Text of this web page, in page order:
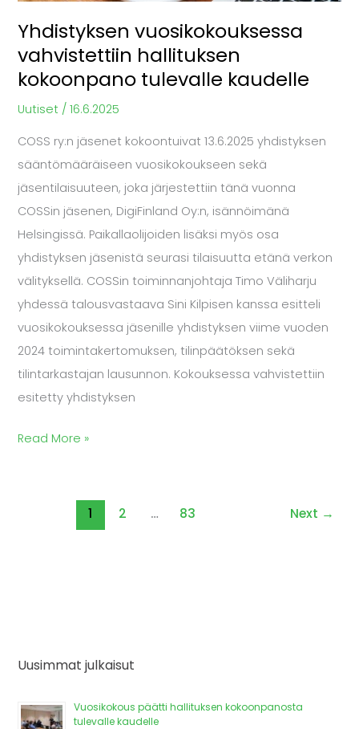
Yhdistyksen vuosikokouksessa
vahvistettiin hallituksen
kokoonpano tulevalle kaudelle
Uutiset /16.6.2025
COSS ry:n jäsenet kokoontuivat 13.6.2025 yhdistyksen
sääntömääräiseen vuosikokoukseen sekä
jäsentilaisuuteen, joka järjestettiin tänä vuonna
COSSin jäsenen, DigiFinland Oy:n, isännöimänä
Helsingissä. Paikallaolijoiden lisäksi myös osa
yhdistyksen jäsenistä seurasi tilaisuutta etänä verkon
välityksellä. COSSin toiminnanjohtaja Timo Väliharju
yhdessä talousvastaava Sini Kilpisen kanssa esitteli
vuosikokouksessa jäsenille yhdistyksen viime vuoden
2024 toimintakertomuksen, tilinpäätöksen sekä
tilintarkastajan lausunnon. Kokouksessa vahvistettiin
esitetty yhdistyksen
Read More »
1 2 … 83 Next →
Uusimmat julkaisut
Vuosikokous päätti hallituksen kokoonpanosta
tulevalle kaudelle